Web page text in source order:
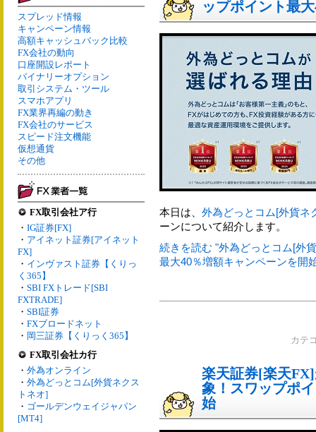
スプレッド情報
キャンペーン情報
高額キャッシュバック比較
FX会社の動向
口座開設レポート
バイナリーオプション
取引システム・ツール
スマホアプリ
FX業界再編の動き
FX会社のサービス
スピード注文機能
仮想通貨
その他
FX取引会社ア行
・ IG証券[FX]
・ アイネット証券[アイネット
FX]
・ インヴァスト証券【くりっ
く365】
・ SBI FXトレード[SBI
FXTRADE]
・ SBI証券
・ FXブロードネット
・ 岡三証券【くりっく365】
FX取引会社カ行
・ 外為オンライン
・ 外為どっとコム[外貨ネクス
トネオ]
・ ゴールデンウェイジャパン
[MT4]
ップポイント最
本日は、 外為どっとコム[外貨ネ
ーンについて紹介します。
続きを読む "外為どっとコム[外
最大40％増額キャンペーンを開
カテ
楽天証券[楽天
象！スワップポ
始